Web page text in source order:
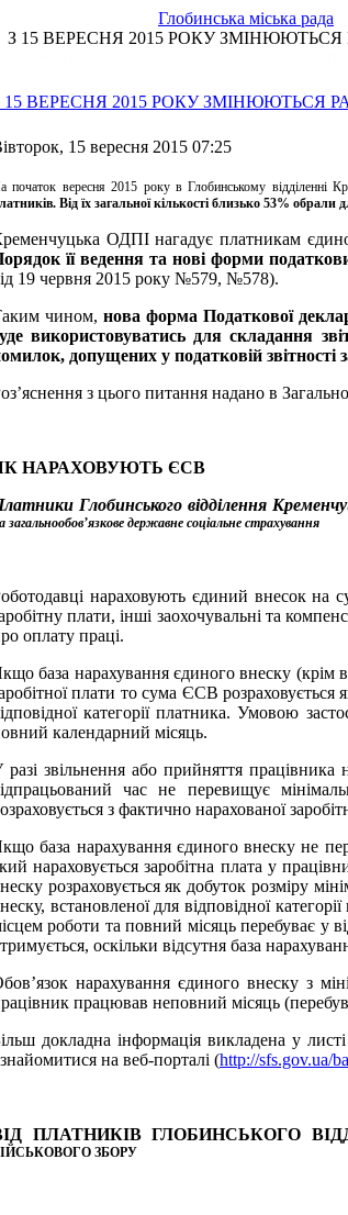
Глобинська міська рада
З 15 ВЕРЕСНЯ 2015 РОКУ
15 ВЕРЕСНЯ 2015 РОКУ
15 вересня 2015 07:25
початок вересня 2015 року в Глобинському відділенні
Від їх загальної кількості близько 53%
ОДПІ нагадує платникам
її ведення та нові форми
19 червня 2015 року №579, №578).
чином, нова форма Податкової
використовуватись для складання
допущених у податковій звітності
з цього питання надано в
НАРАХОВУЮТЬ ЄСВ
Глобинського відділення
загальнообов’язкове державне соціальне страхування
нараховують єдиний внесок на
плати, інші заохочувальні та
оплату праці.
база нарахування єдиного внеску (крім
плати то сума ЄСВ розраховується
категорії платника. Умовою
календарний місяць.
разі звільнення або прийняття працівника
час не перевищує
з фактично нарахованої
база нарахування єдиного внеску не
нараховується заробітна плата у
розраховується як добуток розміру
встановленої для відповідної
роботи та повний місяць перебуває у
оскільки відсутня база
нарахування єдиного внеску з
працював неповний місяць
докладна інформація викладена у
на веб-порталі (http://sfs.gov.ua/
ПЛАТНИКІВ ГЛОБИНСЬКОГО
ЗБОРУ